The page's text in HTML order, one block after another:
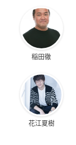
稲田徹
花江夏樹